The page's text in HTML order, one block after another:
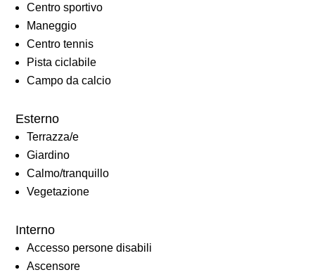
Centro sportivo
Maneggio
Centro tennis
Pista ciclabile
Campo da calcio
Esterno
Terrazza/e
Giardino
Calmo/tranquillo
Vegetazione
Interno
Accesso persone disabili
Ascensore